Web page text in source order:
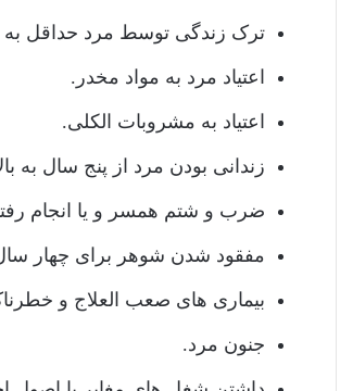
ترک زندگی توسط مرد حداقل
اعتیاد مرد به مواد مخدر.
اعتیاد به مشروبات الکلی.
زندانی بودن مرد از پنج سال به
ضرب و شتم همسر و یا انجام
مفقود شدن شوهر برای چهار
بیماری های صعب العلاج و
جنون مرد.